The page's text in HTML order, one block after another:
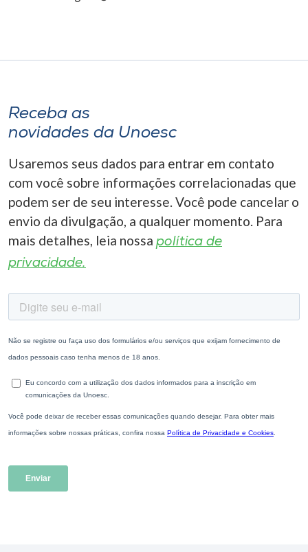
Receba as
novidades da Unoesc
Usaremos seus dados para entrar em contato
com você sobre informações correlacionadas que
podem ser de seu interesse. Você pode cancelar o
envio da divulgação, a qualquer momento. Para
mais detalhes, leia nossa política de
privacidade.